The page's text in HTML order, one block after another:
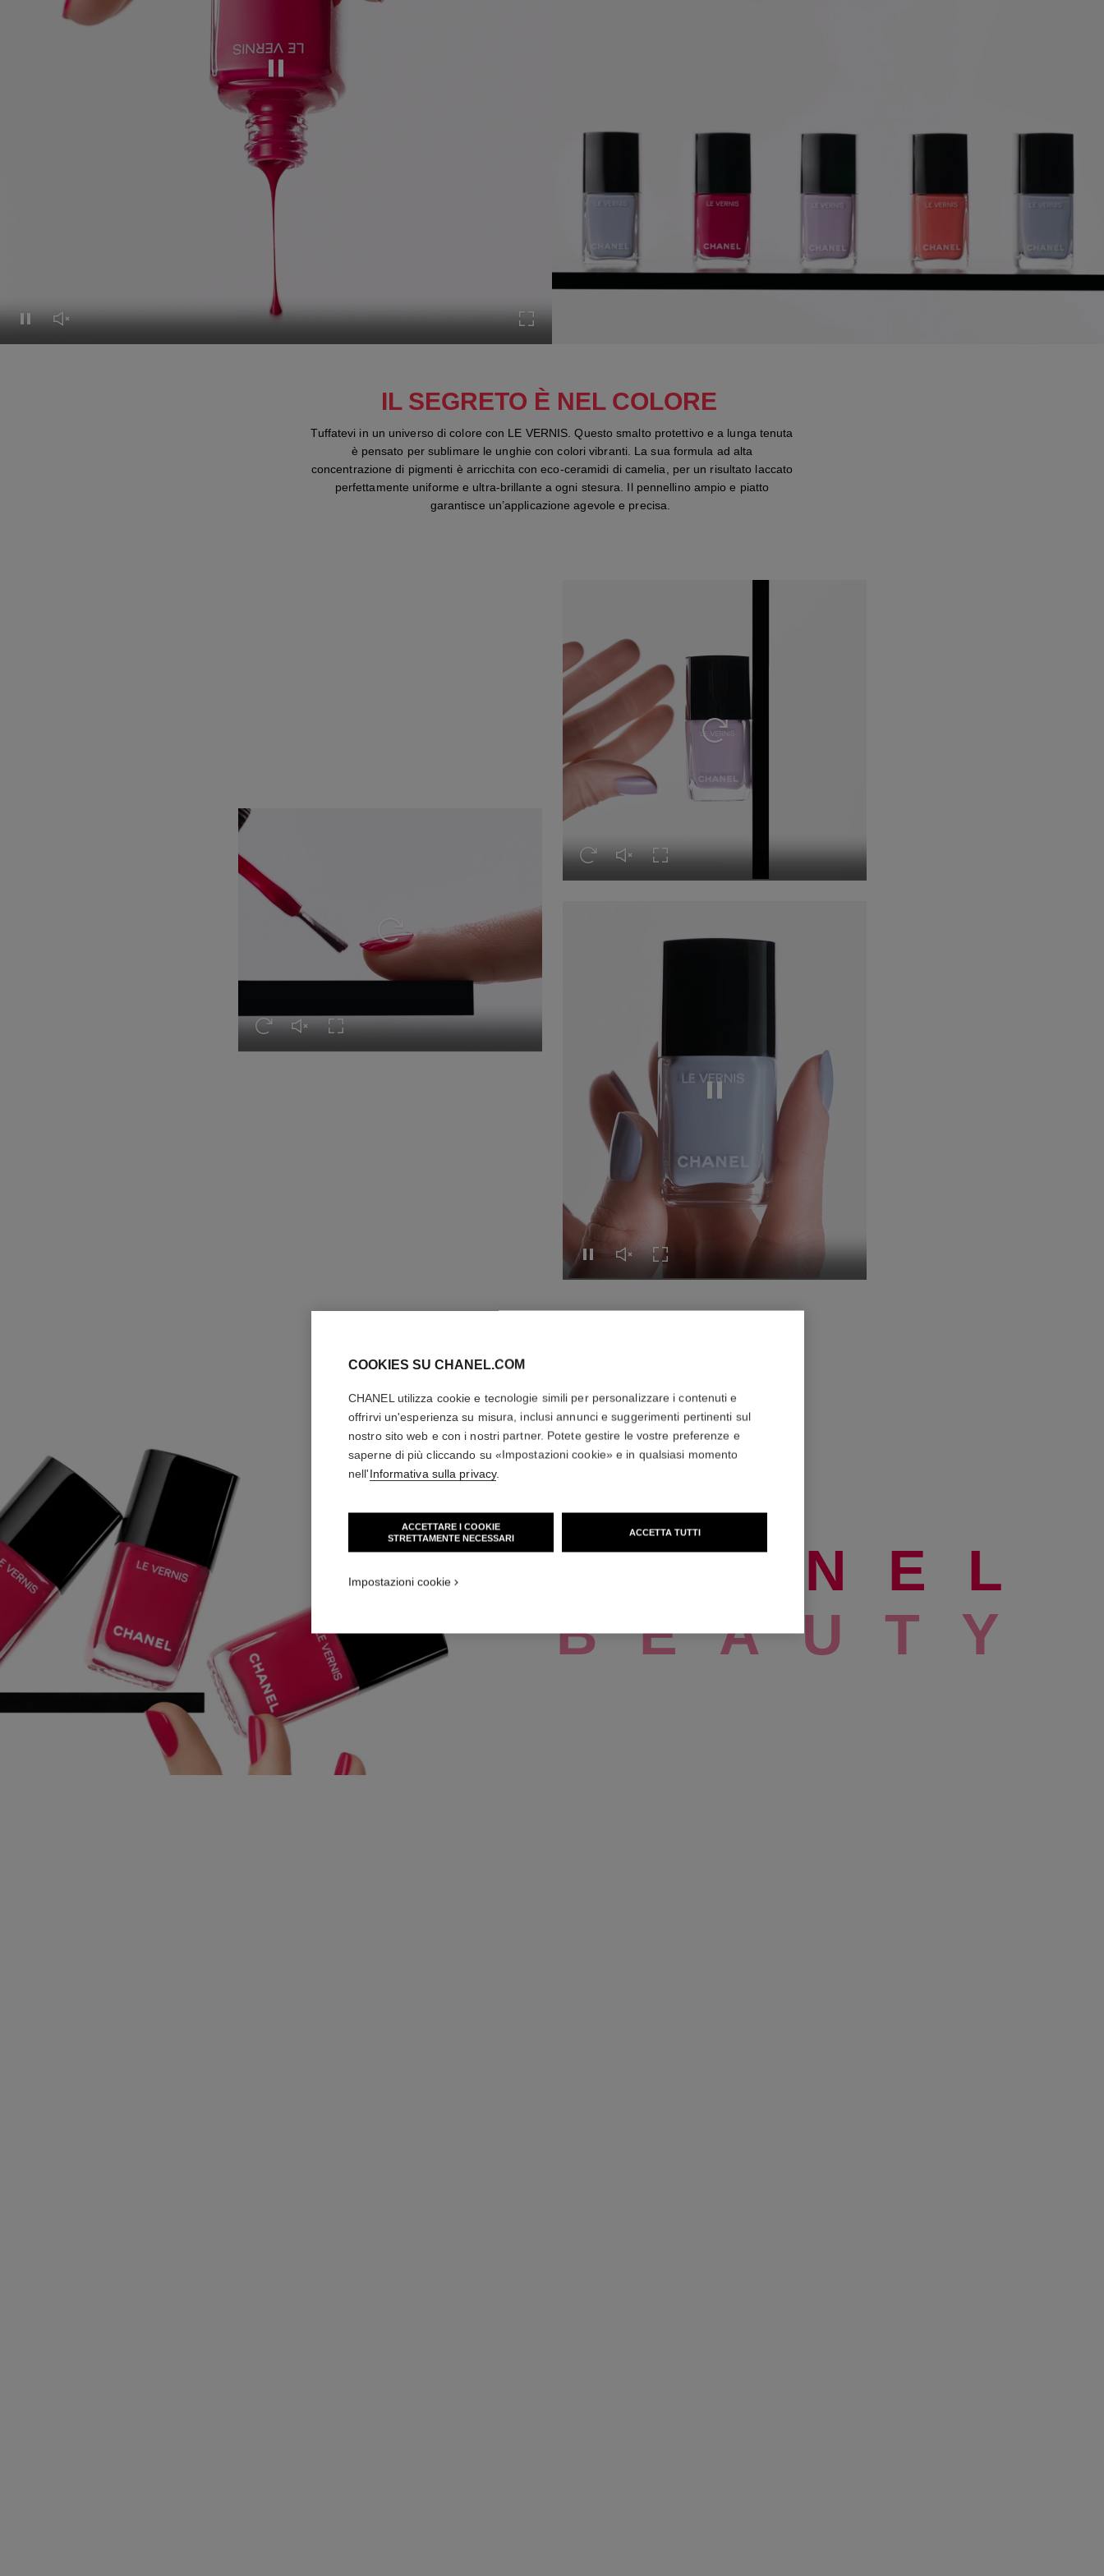
Mettere in pausa il video
Mettere in pausa il video
Rimettere l'audio al video Attivare la modalità Schermo Intero
IL SEGRETO È NEL COLORE
Tuffatevi in un universo di colore con LE VERNIS. Questo smalto protettivo e a lunga tenuta
è pensato per sublimare le unghie con colori vibranti. La sua formula ad alta
concentrazione di pigmenti è arricchita con eco-ceramidi di camelia, per un risultato laccato
perfettamente uniforme e ultra-brillante a ogni stesura. Il pennellino ampio e piatto
garantisce un’applicazione agevole e precisa.
Riprodurre nuovamente il video
Riprodurre nuovamente il video
Rimettere l'audio al video
Attivare la modalità Schermo Intero
Riprodurre nuovamente il video
Riprodurre nuovamente il video
Rimettere l'audio al video
Attivare la modalità Schermo Intero
Riprodurre nuovamente il video
Riprodurre nuovamente il video
Rimettere l'audio al video
Attivare la modalità Schermo Intero
CHA N E L
BEAU T Y
COOKIES SU CHANEL.COM
CHANEL utilizza cookie e tecnologie simili per personalizzare i contenuti e
offrirvi un'esperienza su misura, inclusi annunci e suggerimenti pertinenti sul
nostro sito web e con i nostri partner. Potete gestire le vostre preferenze e
saperne di più cliccando su «Impostazioni cookie» e in qualsiasi momento
nell'Informativa sulla privacy.
ACCETTARE I COOKIE
STRETTAMENTE NECESSARI
ACCETTA TUTTI
Impostazioni cookie